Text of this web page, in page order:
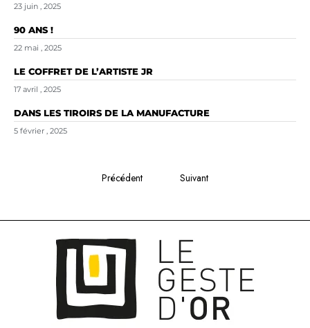
23 juin , 2025
90 ANS !
22 mai , 2025
LE COFFRET DE L’ARTISTE JR
17 avril , 2025
DANS LES TIROIRS DE LA MANUFACTURE
5 février , 2025
Précédent Suivant